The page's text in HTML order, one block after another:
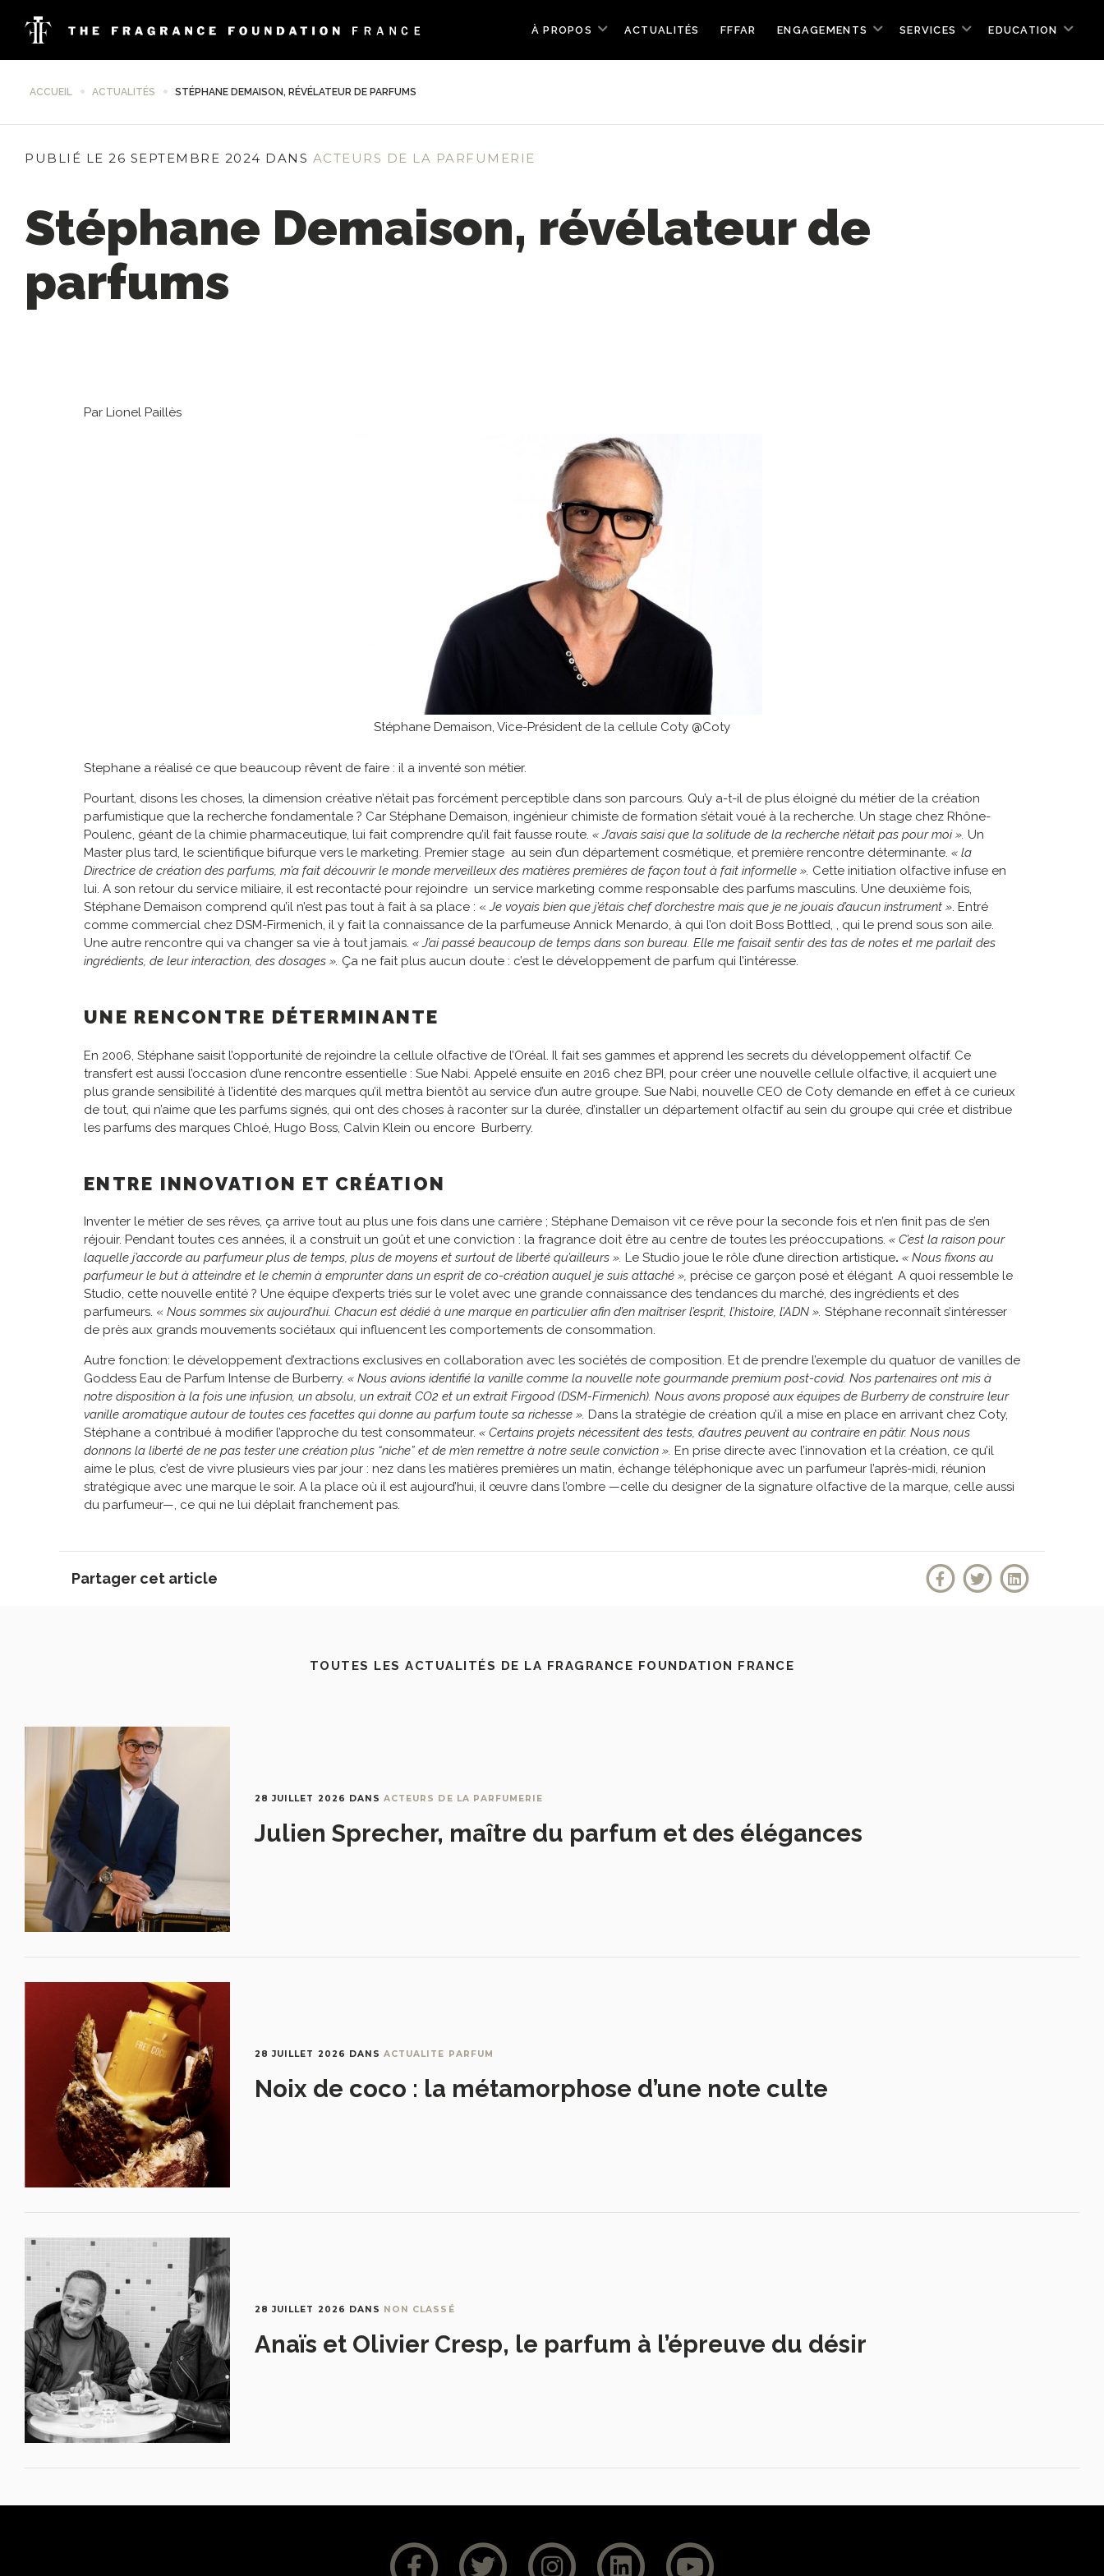
À PROPOS ACTUALITÉS FFFAR ENGAGEMENTS SERVICES EDUCATION
ACCUEIL ACTUALITÉS STÉPHANE DEMAISON, RÉVÉLATEUR DE PARFUMS
PUBLIÉ LE 26 SEPTEMBRE 2024 DANS ACTEURS DE LA PARFUMERIE
Stéphane Demaison, révélateur de
parfums
Par Lionel Paillès
Stéphane Demaison, Vice-Président de la cellule Coty @Coty
Stephane a réalisé ce que beaucoup rêvent de faire : il a inventé son métier.
Pourtant, disons les choses, la dimension créative n’était pas forcément perceptible dans son parcours. Qu’y a-t-il de plus éloigné du métier de la création
parfumistique que la recherche fondamentale ? Car Stéphane Demaison, ingénieur chimiste de formation s’était voué à la recherche. Un stage chez Rhône-
Poulenc, géant de la chimie pharmaceutique, lui fait comprendre qu’il fait fausse route. « J’avais saisi que la solitude de la recherche n’était pas pour moi ». Un
Master plus tard, le scientifique bifurque vers le marketing. Premier stage au sein d’un département cosmétique, et première rencontre déterminante. « la
Directrice de création des parfums, m’a fait découvrir le monde merveilleux des matières premières de façon tout à fait informelle ». Cette initiation olfactive infuse en
lui. A son retour du service miliaire, il est recontacté pour rejoindre un service marketing comme responsable des parfums masculins. Une deuxième fois,
Stéphane Demaison comprend qu’il n’est pas tout à fait à sa place : «Je voyais bien que j’étais chef d’orchestre mais que je ne jouais d’aucun instrument ». Entré
comme commercial chez DSM-Firmenich, il y fait la connaissance de la parfumeuse Annick Menardo, à qui l’on doit Boss Bottled, , qui le prend sous son aile.
Une autre rencontre qui va changer sa vie à tout jamais. « J’ai passé beaucoup de temps dans son bureau. Elle me faisait sentir des tas de notes et me parlait des
ingrédients, de leur interaction, des dosages ». Ça ne fait plus aucun doute : c’est le développement de parfum qui l’intéresse.
UNE RENCONTRE DÉTERMINANTE
En 2006, Stéphane saisit l’opportunité de rejoindre la cellule olfactive de l’Oréal. Il fait ses gammes et apprend les secrets du développement olfactif. Ce
transfert est aussi l’occasion d’une rencontre essentielle : Sue Nabi. Appelé ensuite en 2016 chez BPI, pour créer une nouvelle cellule olfactive, il acquiert une
plus grande sensibilité à l’identité des marques qu’il mettra bientôt au service d’un autre groupe. Sue Nabi, nouvelle CEO de Coty demande en effet à ce curieux
de tout, qui n’aime que les parfums signés, qui ont des choses à raconter sur la durée, d’installer un département olfactif au sein du groupe qui crée et distribue
les parfums des marques Chloé, Hugo Boss, Calvin Klein ou encore Burberry.
ENTRE INNOVATION ET CRÉATION
Inventer le métier de ses rêves, ça arrive tout au plus une fois dans une carrière ; Stéphane Demaison vit ce rêve pour la seconde fois et n’en finit pas de s’en
réjouir. Pendant toutes ces années, il a construit un goût et une conviction : la fragrance doit être au centre de toutes les préoccupations. « C’est la raison pour
laquelle j’accorde au parfumeur plus de temps, plus de moyens et surtout de liberté qu’ailleurs ». Le Studio joue le rôle d’une direction artistique. « Nous fixons au
parfumeur le but à atteindre et le chemin à emprunter dans un esprit de co-création auquel je suis attaché », précise ce garçon posé et élégant. A quoi ressemble le
Studio, cette nouvelle entité ? Une équipe d’experts triés sur le volet avec une grande connaissance des tendances du marché, des ingrédients et des
parfumeurs. « Nous sommes six aujourd’hui. Chacun est dédié à une marque en particulier afin d’en maîtriser l’esprit, l’histoire, l’ADN ». Stéphane reconnaît s’intéresser
de près aux grands mouvements sociétaux qui influencent les comportements de consommation.
Autre fonction: le développement d’extractions exclusives en collaboration avec les sociétés de composition. Et de prendre l’exemple du quatuor de vanilles de
Goddess Eau de Parfum Intense de Burberry. « Nous avions identifié la vanille comme la nouvelle note gourmande premium post-covid. Nos partenaires ont mis à
notre disposition à la fois une infusion, un absolu, un extrait CO2 et un extrait Firgood (DSM-Firmenich). Nous avons proposé aux équipes de Burberry de construire leur
vanille aromatique autour de toutes ces facettes qui donne au parfum toute sa richesse ». Dans la stratégie de création qu’il a mise en place en arrivant chez Coty,
Stéphane a contribué à modifier l’approche du test consommateur. « Certains projets nécessitent des tests, d’autres peuvent au contraire en pâtir. Nous nous
donnons la liberté de ne pas tester une création plus “niche” et de m’en remettre à notre seule conviction ». En prise directe avec l’innovation et la création, ce qu’il
aime le plus, c’est de vivre plusieurs vies par jour : nez dans les matières premières un matin, échange téléphonique avec un parfumeur l’après-midi, réunion
stratégique avec une marque le soir. A la place où il est aujourd’hui, il œuvre dans l’ombre —celle du designer de la signature olfactive de la marque, celle aussi
du parfumeur—, ce qui ne lui déplait franchement pas.
Partager cet article
TOUTES LES ACTUALITÉS DE LA FRAGRANCE FOUNDATION FRANCE
28 JUILLET 2026 DANSACTEURS DE LA PARFUMERIE
Julien Sprecher, maître du parfum et des élégances
28 JUILLET 2026 DANSACTUALITE PARFUM
Noix de coco : la métamorphose d’une note culte
28 JUILLET 2026 DANS NON CLASSÉ
Anaïs et Olivier Cresp, le parfum à l’épreuve du désir